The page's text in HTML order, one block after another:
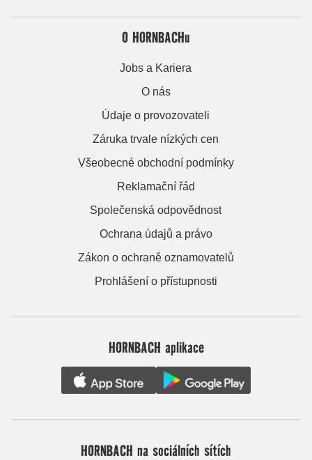
O HORNBACHu
Jobs a Kariera
O nás
Údaje o provozovateli
Záruka trvale nízkých cen
Všeobecné obchodní podmínky
Reklamační řád
Společenská odpovědnost
Ochrana údajů a právo
Zákon o ochraně oznamovatelů
Prohlášení o přístupnosti
HORNBACH aplikace
HORNBACH na sociálních sítích